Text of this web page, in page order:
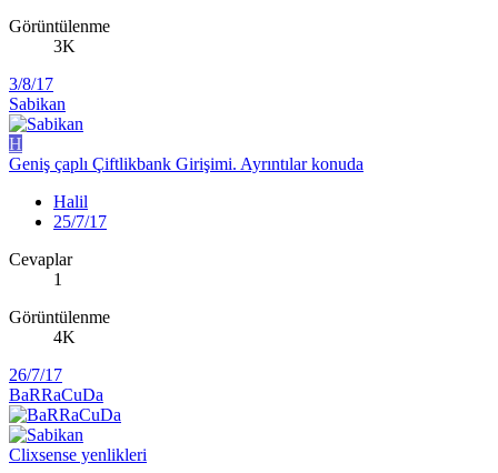
Görüntülenme
3K
3/8/17
Sabikan
H
Geniş çaplı Çiftlikbank Girişimi. Ayrıntılar konuda
Halil
25/7/17
Cevaplar
1
Görüntülenme
4K
26/7/17
BaRRaCuDa
Clixsense yenlikleri